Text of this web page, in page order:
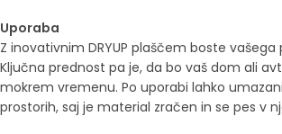
Uporaba
Z inovativnim DRYUP plaščem boste
Ključna prednost pa je, da bo vaš dom ali
mokrem vremenu. Po uporabi lahko
prostorih, saj je material zračen in se pes v